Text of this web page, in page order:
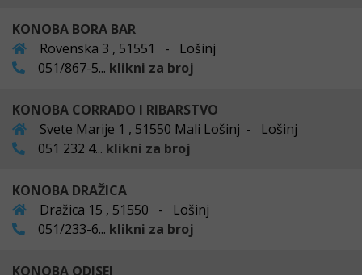
KONOBA BORA BAR
Rovenska 3 , 51551 - Lošinj
051/867-5... klikni za broj
KONOBA CORRADO I RIBARSTVO
Svete Marije 1 , 51550 Mali Lošinj - Lošinj
051 232 4... klikni za broj
KONOBA DRAŽICA
Dražica 15 , 51550 - Lošinj
051/233-6... klikni za broj
KONOBA ODISEJ